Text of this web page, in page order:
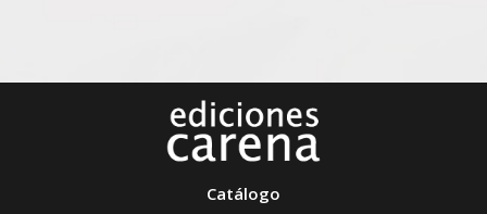
Catálogo